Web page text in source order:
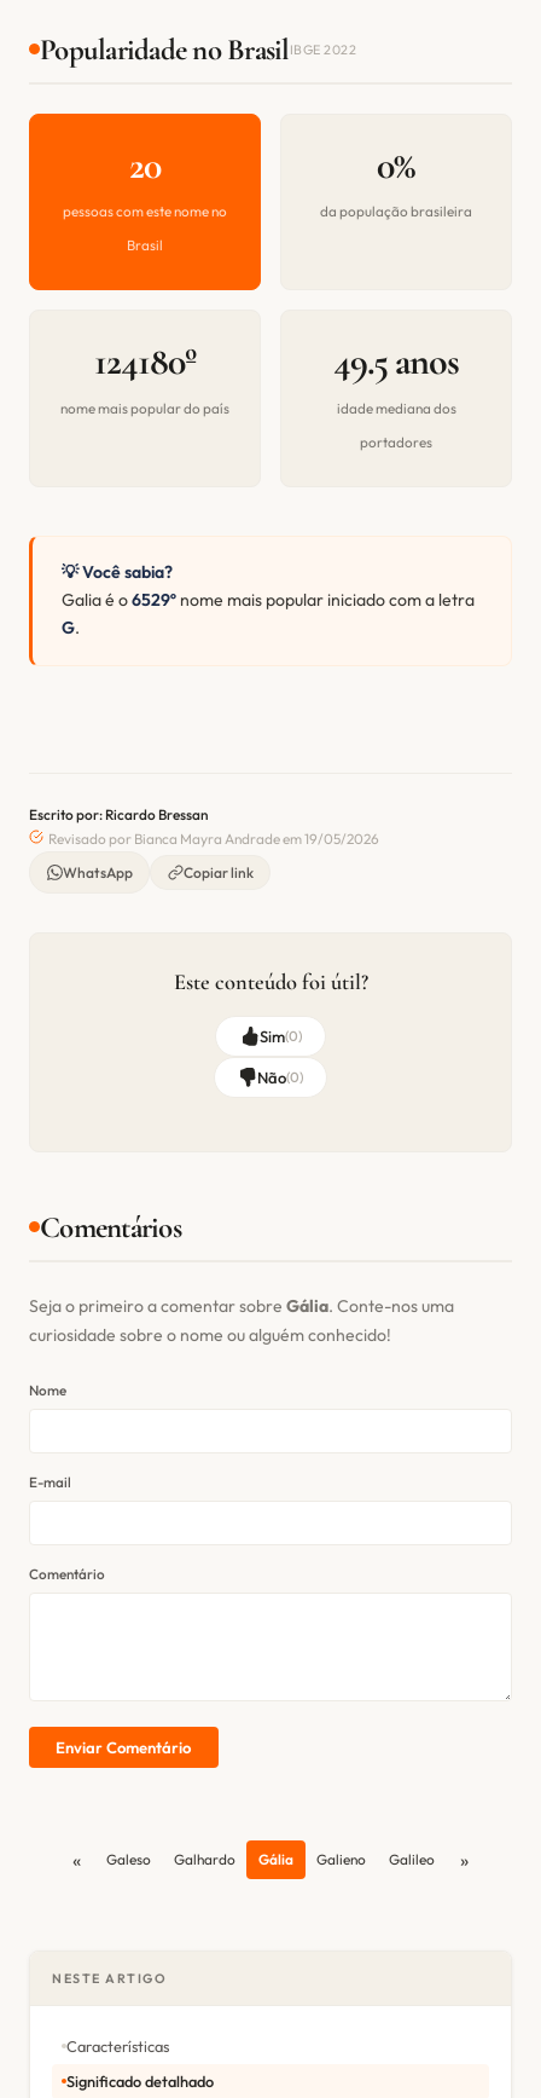
Popularidade no BrasilIBGE 2022
20
pessoas com este nome no
Brasil
0%
da população brasileira
124180º
nome mais popular do país
49.5 anos
idade mediana dos
portadores
💡 Você sabia?
Galia é o6529º nome mais popular iniciado com a letra
G.
Escrito por: Ricardo Bressan
Revisado por Bianca Mayra Andrade em 19/05/2026
WhatsApp
Copiar link
Este conteúdo foi útil?
Sim(0)
Não(0)
Comentários
Seja o primeiro a comentar sobre Gália. Conte-nos uma
curiosidade sobre o nome ou alguém conhecido!
Nome
E-mail
Comentário
Enviar Comentário
« Galeso Galhardo Gália Galieno Galileo »
NESTE ARTIGO
Características
Significado detalhado